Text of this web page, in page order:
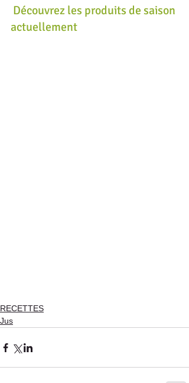
Découvrez les produits de saison
actuellement
RECETTES
Jus